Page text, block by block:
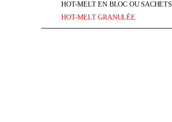
HOT-MELT EN BLOC OU SACHETS
HOT-MELT GRANULÉE